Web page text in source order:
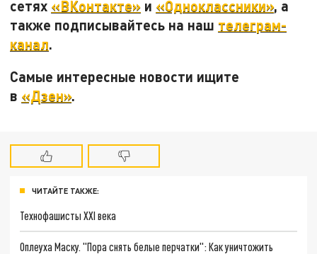
сетях «ВКонтакте» и «Одноклассники», а
также подписывайтесь на наш телеграм-
канал.
Самые интересные новости ищите
в «Дзен».
ЧИТАЙТЕ ТАКЖЕ:
Технофашисты XXI века
Оплеуха Маску. "Пора снять белые перчатки": Как уничтожить